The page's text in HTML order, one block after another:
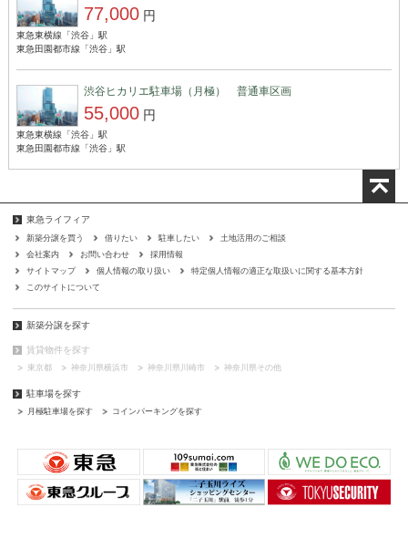
77,000 円
東急東横線「渋谷」駅
東急田園都市線「渋谷」駅
渋谷ヒカリエ駐車場（月極） 普通車区画
55,000 円
東急東横線「渋谷」駅
東急田園都市線「渋谷」駅
東急ライフィア
新築分譲を買う 借りたい 駐車したい
土地活用のご相談
会社案内
お問い合わせ
採用情報
サイトマップ
個人情報の取り扱い
特定個人情報の適正な取扱いに関する基本方針
このサイトについて
新築分譲を探す
賃貸物件を探す
東京都 神奈川県横浜市 神奈川県川崎市 神奈川県その他
駐車場を探す
月極駐車場を探す コインパーキングを探す